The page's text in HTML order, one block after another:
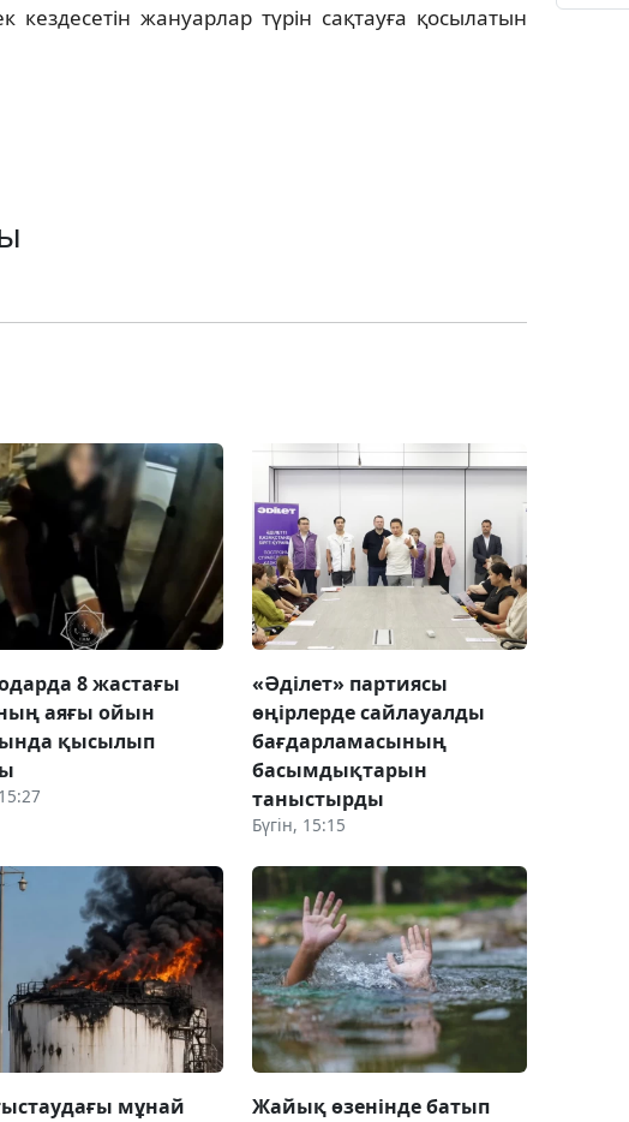
кездесетін жануарлар түрін сақтауға қосылатын
8 жастағы
аяғы ойын
қысылып
«Әділет» партиясы
өңірлерде сайлауалды
бағдарламасының
басымдықтарын
таныстырды
Бүгін, 15:15
мұнай Жайық өзенінде батып